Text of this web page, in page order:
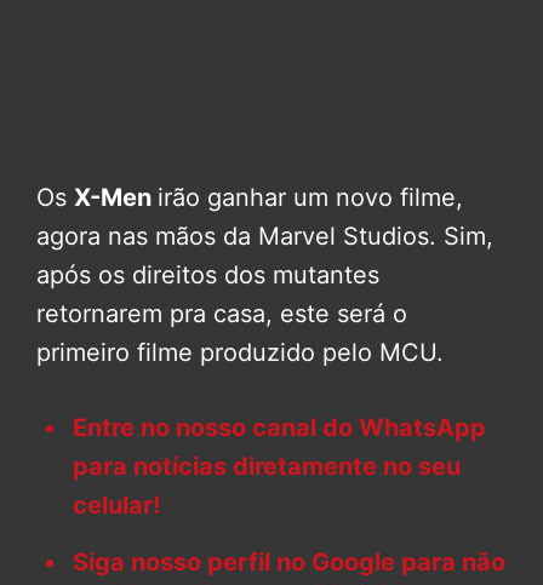
Os X-Men irão ganhar um novo filme,
agora nas mãos da Marvel Studios. Sim,
após os direitos dos mutantes
retornarem pra casa, este será o
primeiro filme produzido pelo MCU.
Entre no nosso canal do WhatsApp
para notícias diretamente no seu
celular!
Siga nosso perfil no Google para não